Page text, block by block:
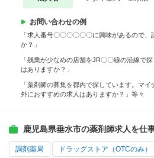
お問い合わせの例
「求人番号〇〇〇〇〇〇に興味があるので
か？」
「残業が少なめの店舗をJR〇〇線の沿線で
はありますか？」
「薬剤師の募集を都内で探しています。マ
外におすすめの求人はありますか？」等々
鹿児島県垂水市の薬剤師求人を仕
調剤薬局 ドラッグストア（OTCのみ）